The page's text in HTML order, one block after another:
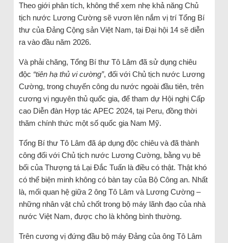
Theo giới phân tích, không thể xem nhẹ khả năng Chủ
tịch nước Lương Cường sẽ vươn lên nắm vị trí Tổng Bí
thư của Đảng Cộng sản Việt Nam, tại Đại hội 14 sẽ diễn
ra vào đầu năm 2026.
Và phải chăng, Tổng Bí thư Tô Lâm đã sử dụng chiêu
độc “tiên hạ thủ vi cường”, đối với Chủ tịch nước Lương
Cường, trong chuyến công du nước ngoài đầu tiên, trên
cương vị nguyên thủ quốc gia, để tham dự Hội nghị Cấp
cao Diễn đàn Hợp tác APEC 2024, tại Peru, đồng thời
thăm chính thức một số quốc gia Nam Mỹ.
Tổng Bí thư Tô Lâm đã áp dụng độc chiêu và đã thành
công đối với Chủ tịch nước Lương Cường, bằng vụ bê
bối của Thượng tá Lại Đắc Tuấn là điều có thật. Thật khó
có thể biện minh không có bàn tay của Bộ Công an. Nhất
là, mối quan hệ giữa 2 ông Tô Lâm và Lương Cường –
những nhân vật chủ chốt trong bộ máy lãnh đạo của nhà
nước Việt Nam, được cho là không bình thường.
Trên cương vị đứng đầu bộ máy Đảng của ông Tô Lâm